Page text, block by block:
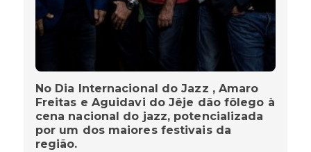
No Dia Internacional do Jazz , Amaro
Freitas e Aguidavi do Jêje dão fôlego à
cena nacional do jazz, potencializada
por um dos maiores festivais da
região.